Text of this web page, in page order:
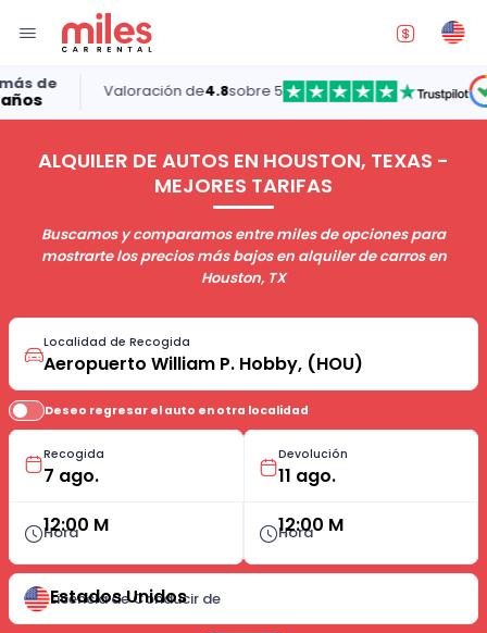
Valoración de4.8sobre 5 5.0
ALQUILER DE AUTOS EN HOUSTON, TEXAS -
MEJORES TARIFAS
Buscamos y comparamos entre miles de opciones para
mostrarte los precios más bajos en alquiler de carros en
Houston, TX
Localidad de Recogida
Deseo regresar el auto en otra localidad
Recogida
Hora
12:00 M
Devolución
Hora
12:00 M
Licencia de Conducir de
Estados Unidos